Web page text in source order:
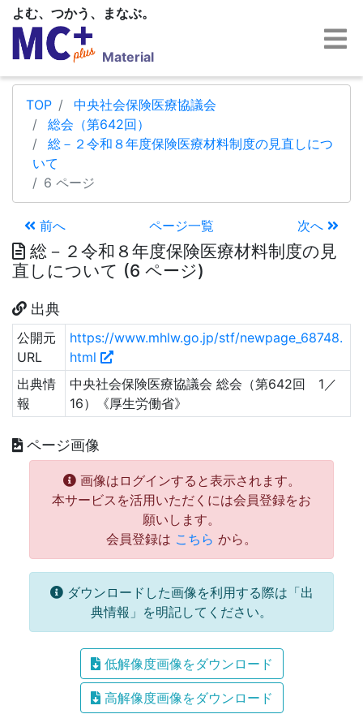
よむ、つかう、まなぶ。
Material
TOP
中央社会保険医療協議会
総会（第642回）
総－２令和８年度保険医療材料制度の見直しにつ
いて
6 ページ
前へ ページ一覧 次へ
総－２令和８年度保険医療材料制度の見
直しについて (6 ページ)
出典
公開元
URL
https://www.mhlw.go.jp/stf/newpage_68748.
html
出典情
報
中央社会保険医療協議会 総会（第642回 1／
16）《厚生労働省》
ページ画像
画像はログインすると表示されます。
本サービスを活用いただくには会員登録をお
願いします。
会員登録は こちら から。
ダウンロードした画像を利用する際は「出
典情報」を明記してください。
低解像度画像をダウンロード
高解像度画像をダウンロード